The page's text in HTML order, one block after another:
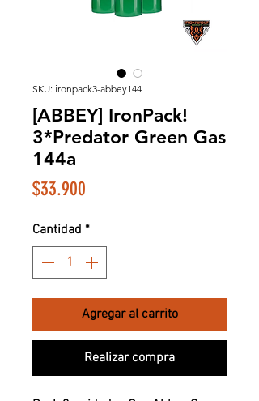
SKU: ironpack3-abbey144
[ABBEY] IronPack!
3*Predator Green Gas
144a
$33.900
Cantidad *
Agregar al carrito
Realizar compra